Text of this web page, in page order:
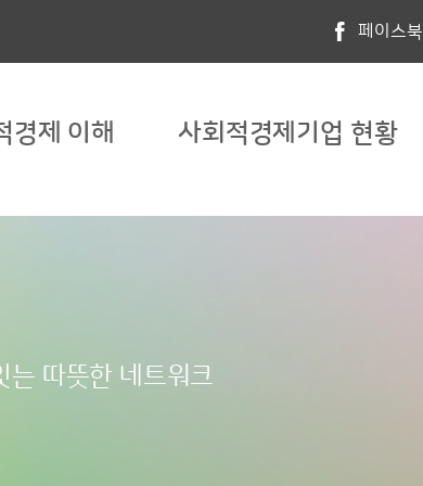
페이스북
경제 이해 사회적경제기업 현황
는 따뜻한 네트워크